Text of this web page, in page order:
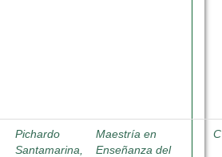
Pichardo
Santamarina,
Maestría en
Enseñanza del